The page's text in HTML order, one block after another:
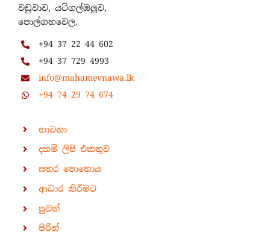
වඩුවාව, යටිගල්ඔලුව,
පොල්ගහවෙල.
+94 37 22 44 602
+94 37 729 4993
info@mahamevnawa.lk
+94 74 29 74 674
භාවනා
දහම් ලිපි එකතුව
සතර පොහොය
ආධාර කිරීමට
පුවත්
පිරිත්